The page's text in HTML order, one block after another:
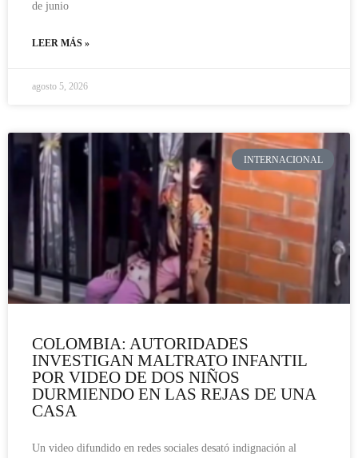
de junio
LEER MÁS »
agosto 5, 2026
INTERNACIONAL
COLOMBIA: AUTORIDADES
INVESTIGAN MALTRATO INFANTIL
POR VIDEO DE DOS NIÑOS
DURMIENDO EN LAS REJAS DE UNA
CASA
Un video difundido en redes sociales desató indignación al